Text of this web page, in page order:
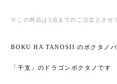
※この商品は3点までのご注文とさせ
BOKU HA TANOSII のボクタノパ
「干支」のドラゴンボクタノです